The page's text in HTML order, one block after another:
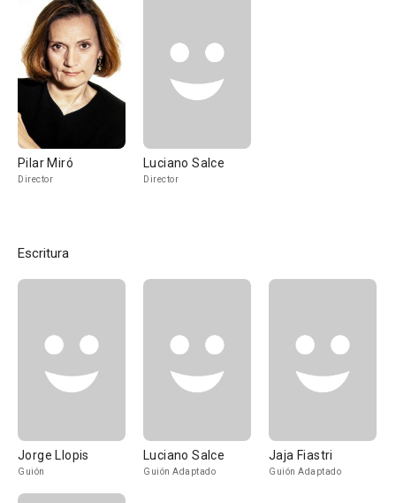
Pilar Miró
Director
Luciano Salce
Director
Escritura
Jorge Llopis
Guión
Luciano Salce
Guión Adaptado
Jaja Fiastri
Guión Adaptado